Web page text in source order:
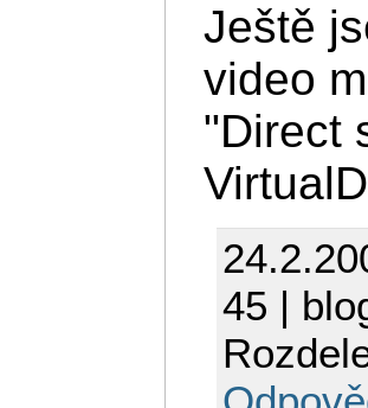
Ještě
video
"Direct
45 |